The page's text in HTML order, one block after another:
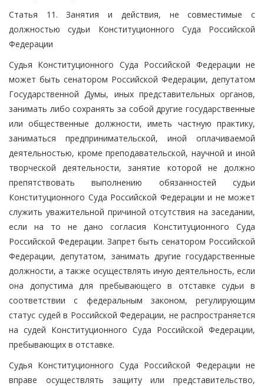
Статья 11. Занятия и действия, не совместимые с
должностью судьи Конституционного Суда Российской
Федерации
Судья Конституционного Суда Российской Федерации не
может быть сенатором Российской Федерации, депутатом
Государственной Думы, иных представительных органов,
занимать либо сохранять за собой другие государственные
или общественные должности, иметь частную практику,
заниматься предпринимательской, иной оплачиваемой
деятельностью, кроме преподавательской, научной и иной
творческой деятельности, занятие которой не должно
препятствовать выполнению обязанностей судьи
Конституционного Суда Российской Федерации и не может
служить уважительной причиной отсутствия на заседании,
если на то не дано согласия Конституционного Суда
Российской Федерации. Запрет быть сенатором Российской
Федерации, депутатом, занимать другие государственные
должности, а также осуществлять иную деятельность, если
она допустима для пребывающего в отставке судьи в
соответствии с федеральным законом, регулирующим
статус судей в Российской Федерации, не распространяется
на судей Конституционного Суда Российской Федерации,
пребывающих в отставке.
Судья Конституционного Суда Российской Федерации не
вправе осуществлять защиту или представительство,